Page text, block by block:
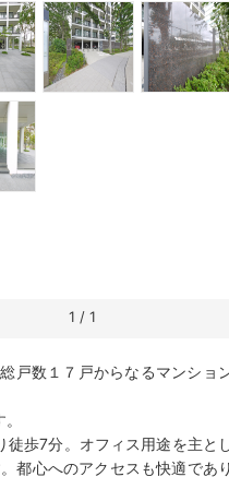
1 / 1
戸数１７戸からなるマンショ
歩7分。オフィス用途を主と
都心へのアクセスも快適であり